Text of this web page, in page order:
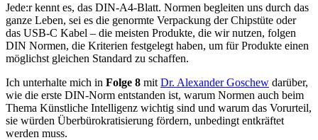
Jede:r kennt es, das DIN-A4-Blatt. Normen begleiten uns durch das
ganze Leben, sei es die genormte Verpackung der Chipstüte oder
das USB-C Kabel – die meisten Produkte, die wir nutzen, folgen
DIN Normen, die Kriterien festgelegt haben, um für Produkte einen
möglichst gleichen Standard zu schaffen.
Ich unterhalte mich in Folge 8 mit Dr. Alexander Goschew darüber,
wie die erste DIN-Norm entstanden ist, warum Normen auch beim
Thema Künstliche Intelligenz wichtig sind und warum das Vorurteil,
sie würden Überbürokratisierung fördern, unbedingt entkräftet
werden muss.